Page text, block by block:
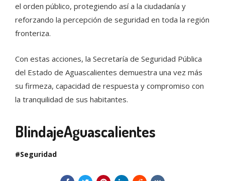
el orden público, protegiendo así a la ciudadanía y
reforzando la percepción de seguridad en toda la región
fronteriza.
Con estas acciones, la Secretaría de Seguridad Pública
del Estado de Aguascalientes demuestra una vez más
su firmeza, capacidad de respuesta y compromiso con
la tranquilidad de sus habitantes.
BlindajeAguascalientes
Seguridad